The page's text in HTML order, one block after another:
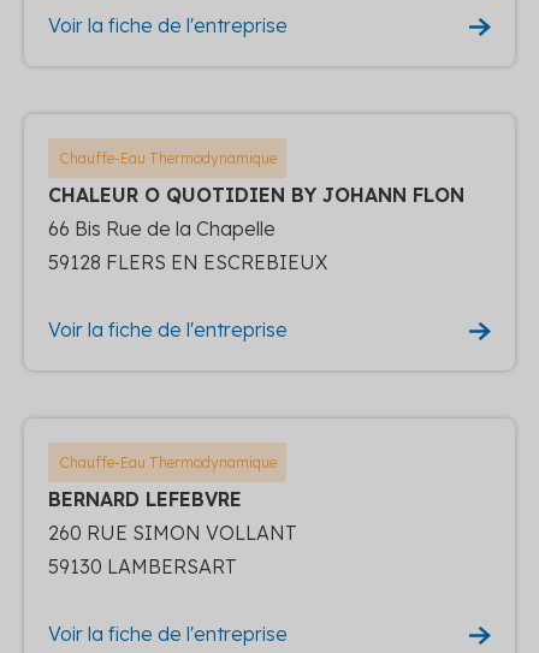
Voir la fiche de l'entreprise
Chauffe-Eau Thermodynamique
CHALEUR O QUOTIDIEN BY JOHANN FLON
66 Bis Rue de la Chapelle
59128 FLERS EN ESCREBIEUX
Voir la fiche de l'entreprise
Chauffe-Eau Thermodynamique
BERNARD LEFEBVRE
260 RUE SIMON VOLLANT
59130 LAMBERSART
Voir la fiche de l'entreprise